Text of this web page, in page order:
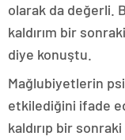
olarak da değerli.
kaldırım bir
diye konuştu.
Mağlubiyetlerin
etkilediğini ifade
kaldırıp bir sonraki